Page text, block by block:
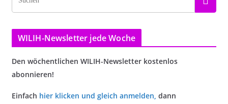
WILIH-Newsletter jede Woche
Den wöchentlichen WILIH-Newsletter kostenlos
abonnieren!
Einfach hier klicken und gleich anmelden, dann